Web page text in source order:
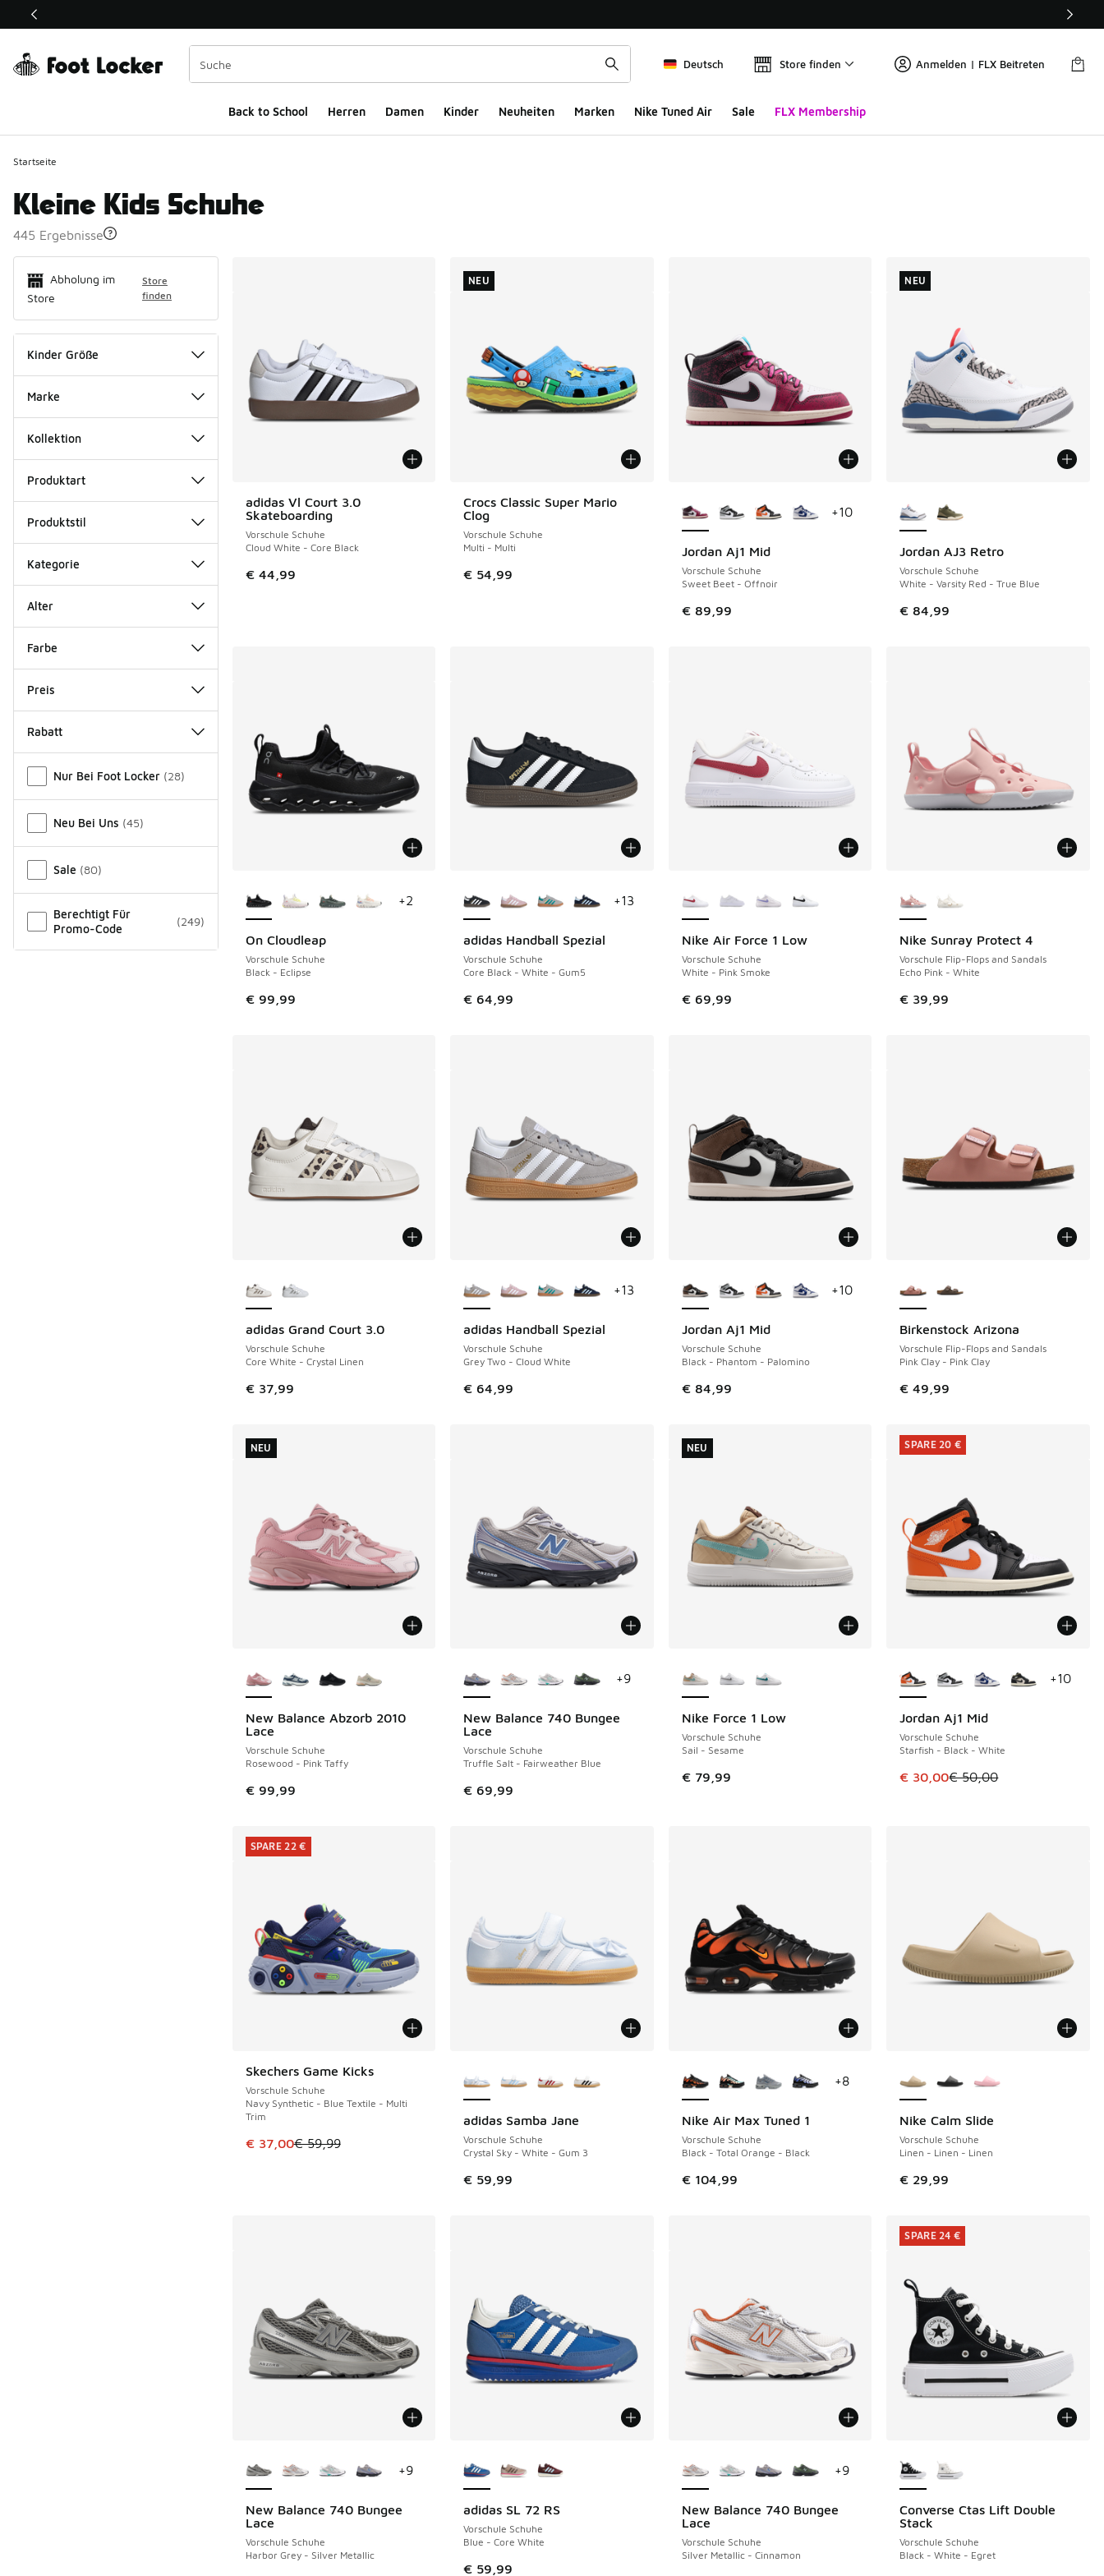
Dieser Link öffnet sich in einem neuen Fenster
Deutsch Store finden Anmelden | FLX Beitreten
Back to School Herren Damen Kinder Neuheiten Marken Nike Tuned Air Sale FLX Membership
Startseite
Kleine Kids Schuhe
445 Ergebnisse
Abholung im
Store
Store
finden
Kinder Größe
Marke
Kollektion
Produktart
Produktstil
Kategorie
Alter
Farbe
Preis
Rabatt
Nur Bei Foot Locker (28)
Neu Bei Uns (45)
Sale (80)
Berechtigt Für
Promo-Code
(249)
adidas Vl Court 3.0
Skateboarding
Vorschule Schuhe
Cloud White - Core Black
€ 44,99
Crocs Classic Super Mario
Clog
Vorschule Schuhe
Multi - Multi
€ 54,99
NEU
NEU
Jordan Aj1 Mid
Vorschule Schuhe
Sweet Beet - Offnoir
€ 89,99
+10
Jordan AJ3 Retro
Vorschule Schuhe
White - Varsity Red - True Blue
€ 84,99
NEU
NEU
On Cloudleap
Vorschule Schuhe
Black - Eclipse
€ 99,99
+2
adidas Handball Spezial
Vorschule Schuhe
Core Black - White - Gum5
€ 64,99
+13
Nike Air Force 1 Low
Vorschule Schuhe
White - Pink Smoke
€ 69,99
Nike Sunray Protect 4
Vorschule Flip-Flops and Sandals
Echo Pink - White
€ 39,99
adidas Grand Court 3.0
Vorschule Schuhe
Core White - Crystal Linen
€ 37,99
adidas Handball Spezial
Vorschule Schuhe
Grey Two - Cloud White
€ 64,99
+13
Jordan Aj1 Mid
Vorschule Schuhe
Black - Phantom - Palomino
€ 84,99
+10
Birkenstock Arizona
Vorschule Flip-Flops and Sandals
Pink Clay - Pink Clay
€ 49,99
New Balance Abzorb 2010
Lace
Vorschule Schuhe
Rosewood - Pink Taffy
€ 99,99
NEU
NEU
New Balance 740 Bungee
Lace
Vorschule Schuhe
Truffle Salt - Fairweather Blue
€ 69,99
+9
Nike Force 1 Low
Vorschule Schuhe
Sail - Sesame
€ 79,99
NEU
NEU
Jordan Aj1 Mid
Vorschule Schuhe
Starfish - Black - White
Dieser Artikel ist im Sale. Der
€ 30,00€ 50,00
SPARE 20 €
+10
SPARE 20 €
Skechers Game Kicks
Vorschule Schuhe
Navy Synthetic - Blue Textile - Multi
Trim
Dieser Artikel ist im Sale. Der Preis ist von € 59,99 auf € 37,00 gefallen
€ 37,00€ 59,99
SPARE 22 €
SPARE 22 €
adidas Samba Jane
Vorschule Schuhe
Crystal Sky - White - Gum 3
€ 59,99
Nike Air Max Tuned 1
Vorschule Schuhe
Black - Total Orange - Black
€ 104,99
+8
Nike Calm Slide
Vorschule Schuhe
Linen - Linen - Linen
€ 29,99
New Balance 740 Bungee
Lace
Vorschule Schuhe
Harbor Grey - Silver Metallic
+9
adidas SL 72 RS
Vorschule Schuhe
Blue - Core White
€ 59,99
New Balance 740 Bungee
Lace
Vorschule Schuhe
Silver Metallic - Cinnamon
+9
Converse Ctas Lift Double
Stack
Vorschule Schuhe
Black - White - Egret
SPARE 24 €
SPARE 24 €